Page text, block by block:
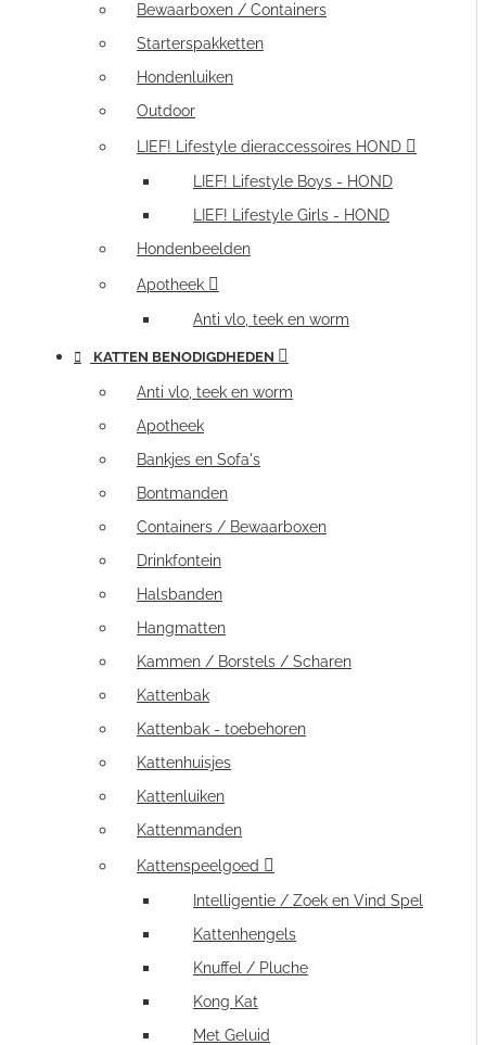
Bewaarboxen / Containers
Starterspakketten
Hondenluiken
Outdoor
LIEF! Lifestyle dieraccessoires HOND
LIEF! Lifestyle Boys - HOND
LIEF! Lifestyle Girls - HOND
Hondenbeelden
Apotheek
Anti vlo, teek en worm
KATTEN BENODIGDHEDEN
Anti vlo, teek en worm
Apotheek
Bankjes en Sofa's
Bontmanden
Containers / Bewaarboxen
Drinkfontein
Halsbanden
Hangmatten
Kammen / Borstels / Scharen
Kattenbak
Kattenbak - toebehoren
Kattenhuisjes
Kattenluiken
Kattenmanden
Kattenspeelgoed
Intelligentie / Zoek en Vind Spel
Kattenhengels
Knuffel / Pluche
Kong Kat
Met Geluid